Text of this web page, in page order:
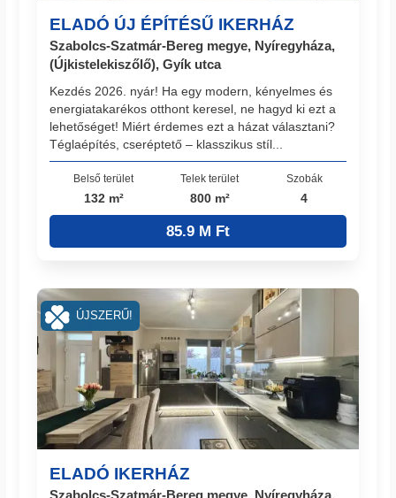
ELADÓ ÚJ ÉPÍTÉSŰ IKERHÁZ
Szabolcs-Szatmár-Bereg megye, Nyíregyháza,
(Újkistelekiszőlő), Gyík utca
Kezdés 2026. nyár! Ha egy modern, kényelmes és
energiatakarékos otthont keresel, ne hagyd ki ezt a
lehetőséget! Miért érdemes ezt a házat választani?
Téglaépítés, cseréptető – klasszikus stíl...
Belső terület
132 m²
Telek terület
800 m²
Szobák
4
85.9 M Ft
ELADÓ IKERHÁZ
Szabolcs-Szatmár-Bereg megye, Nyíregyháza,
ÚJSZERŰ!